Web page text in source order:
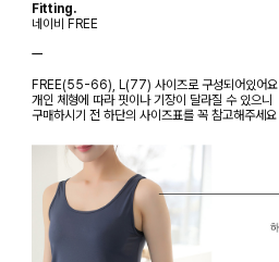
Fitting.
네이비 FREE
ㅡ
FREE(55-66), L(77) 사이즈로 구성되어있어요
개인 체형에 따라 핏이나 기장이 달라질 수 있으니
구매하시기 전 하단의 사이즈표를 꼭 참고해주세요